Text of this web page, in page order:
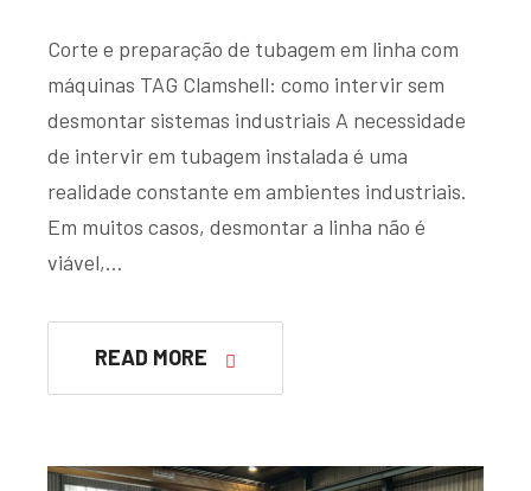
Corte e preparação de tubagem em linha com
máquinas TAG Clamshell: como intervir sem
desmontar sistemas industriais A necessidade
de intervir em tubagem instalada é uma
realidade constante em ambientes industriais.
Em muitos casos, desmontar a linha não é
viável,…
READ MORE